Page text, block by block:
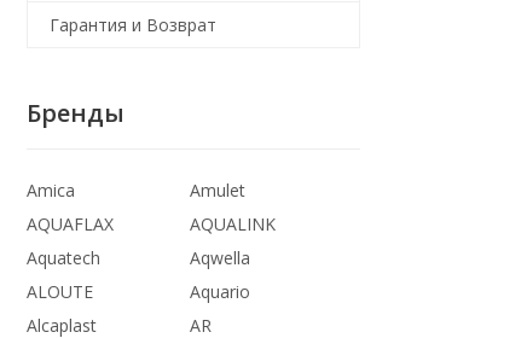
Гарантия и Возврат
Бренды
Amica
Amulet
AQUAFLAX
AQUALINK
Aquatech
Aqwella
ALOUTE
Aquario
Alcaplast
AR